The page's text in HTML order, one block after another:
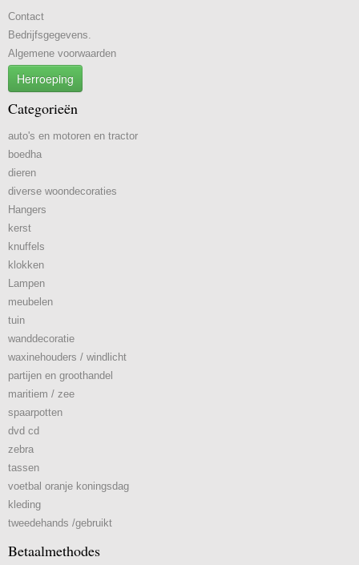
Contact
Bedrijfsgegevens.
Algemene voorwaarden
Herroeping
Categorieën
auto's en motoren en tractor
boedha
dieren
diverse woondecoraties
Hangers
kerst
knuffels
klokken
Lampen
meubelen
tuin
wanddecoratie
waxinehouders / windlicht
partijen en groothandel
maritiem / zee
spaarpotten
dvd cd
zebra
tassen
voetbal oranje koningsdag
kleding
tweedehands /gebruikt
Betaalmethodes